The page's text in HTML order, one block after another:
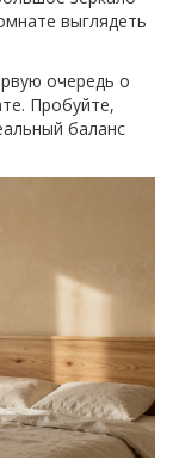
выглядеть
очередь о
Пробуйте,
баланс